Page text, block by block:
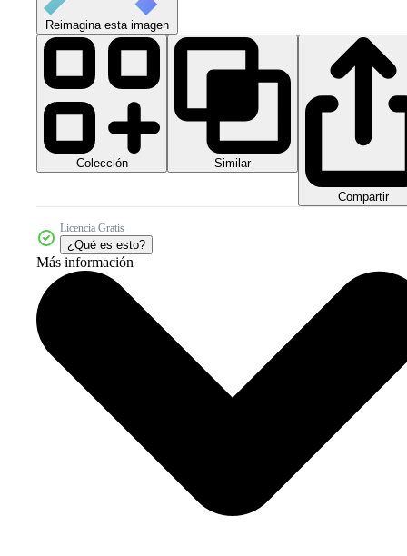
Reimagina esta imagen
Colección Similar
Compartir
Licencia Gratis
¿Qué es esto?
Más información